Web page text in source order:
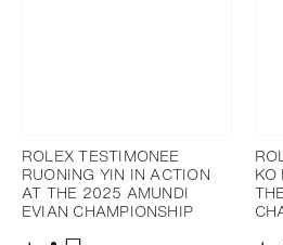
ROLEX TESTIMONEE
RUONING YIN IN ACTION
AT THE 2025 AMUNDI
EVIAN CHAMPIONSHIP
KO